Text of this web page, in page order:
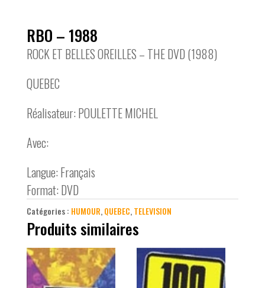
RBO – 1988
ROCK ET BELLES OREILLES – THE DVD (1988)
QUEBEC
Réalisateur: POULETTE MICHEL
Avec:
Langue: Français
Format: DVD
Catégories : HUMOUR,QUEBEC,TELEVISION
Produits similaires